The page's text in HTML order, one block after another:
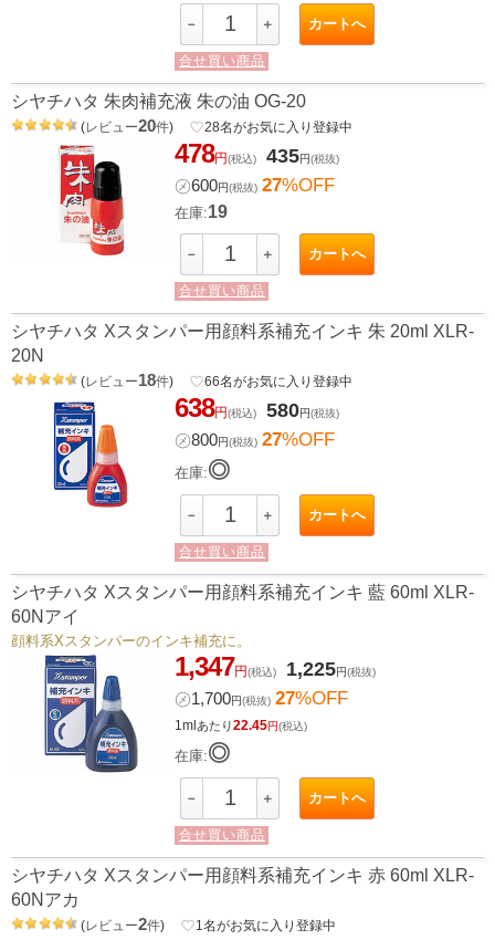
－ ＋ カートへ
合せ買い商品
シヤチハタ 朱肉補充液 朱の油 OG-20
(レビュー20件) favorite_border28名がお気に入り登録中
478円(税込) 435円(税抜)
㋱600円(税抜) 27%OFF
在庫:19
－ ＋ カートへ
合せ買い商品
シヤチハタ Xスタンパー用顔料系補充インキ 朱 20ml XLR-
20N
(レビュー18件) favorite_border66名がお気に入り登録中
638円(税込) 580円(税抜)
㋱800円(税抜) 27%OFF
在庫:◎
－ ＋ カートへ
合せ買い商品
シヤチハタ Xスタンパー用顔料系補充インキ 藍 60ml XLR-
60Nアイ
顔料系Xスタンパーのインキ補充に。
1,347円(税込) 1,225円(税抜)
㋱1,700円(税抜) 27%OFF
1mlあたり22.45円(税込)
在庫:◎
－ ＋ カートへ
合せ買い商品
シヤチハタ Xスタンパー用顔料系補充インキ 赤 60ml XLR-
60Nアカ
(レビュー2件) favorite_border1 名がお気に入り登録中